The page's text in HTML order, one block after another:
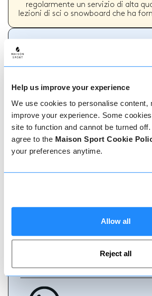
Help us improve your experience
We use cookies to personalise content,
improve your experience. Some
site to function and cannot be turned
agree to the Maison Sport Cookie
your preferences anytime.
Allow all
Reject all
regolarmente un servizio di alta
lezioni di sci o snowboard che ha
Come prenotare
Prenotare con noi non potrebbe
semplice, il nostro team di esperti è
disposizione per aiutarvi: prenotate
o parlate con il nostro team se avete
assistenza.
Prenota online
Chiamaci
Chat dal vivo